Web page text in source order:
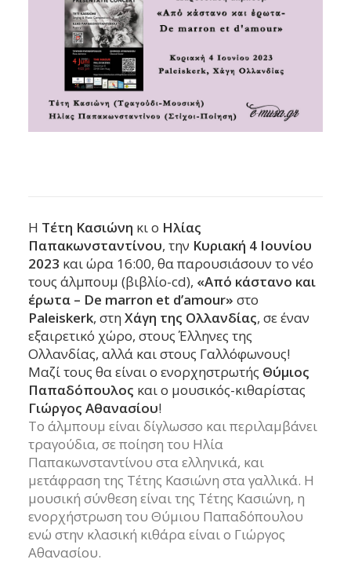
H Τέτη Κασιώνη κι ο Ηλίας
Παπακωνσταντίνου, την Κυριακή 4 Ιουνίου
2023 και ώρα 16:00, θα παρουσιάσουν το νέο
τους άλμπουμ (βιβλίο-cd), «Από κάστανο και
έρωτα – De marron et d’amour» στο
Paleiskerk, στη Χάγη της Ολλανδίας, σε έναν
εξαιρετικό χώρο, στους Έλληνες της
Ολλανδίας, αλλά και στους Γαλλόφωνους!
Μαζί τους θα είναι ο ενορχηστρωτής Θύμιος
Παπαδόπουλος και ο μουσικός-κιθαρίστας
Γιώργος Αθανασίου!
Το άλμπουμ είναι δίγλωσσο και περιλαμβάνει
τραγούδια, σε ποίηση του Ηλία
Παπακωνσταντίνου στα ελληνικά, και
μετάφραση της Τέτης Κασιώνη στα γαλλικά. Η
μουσική σύνθεση είναι της Τέτης Κασιώνη, η
ενορχήστρωση του Θύμιου Παπαδόπουλου
ενώ στην κλασική κιθάρα είναι ο Γιώργος
Αθανασίου.